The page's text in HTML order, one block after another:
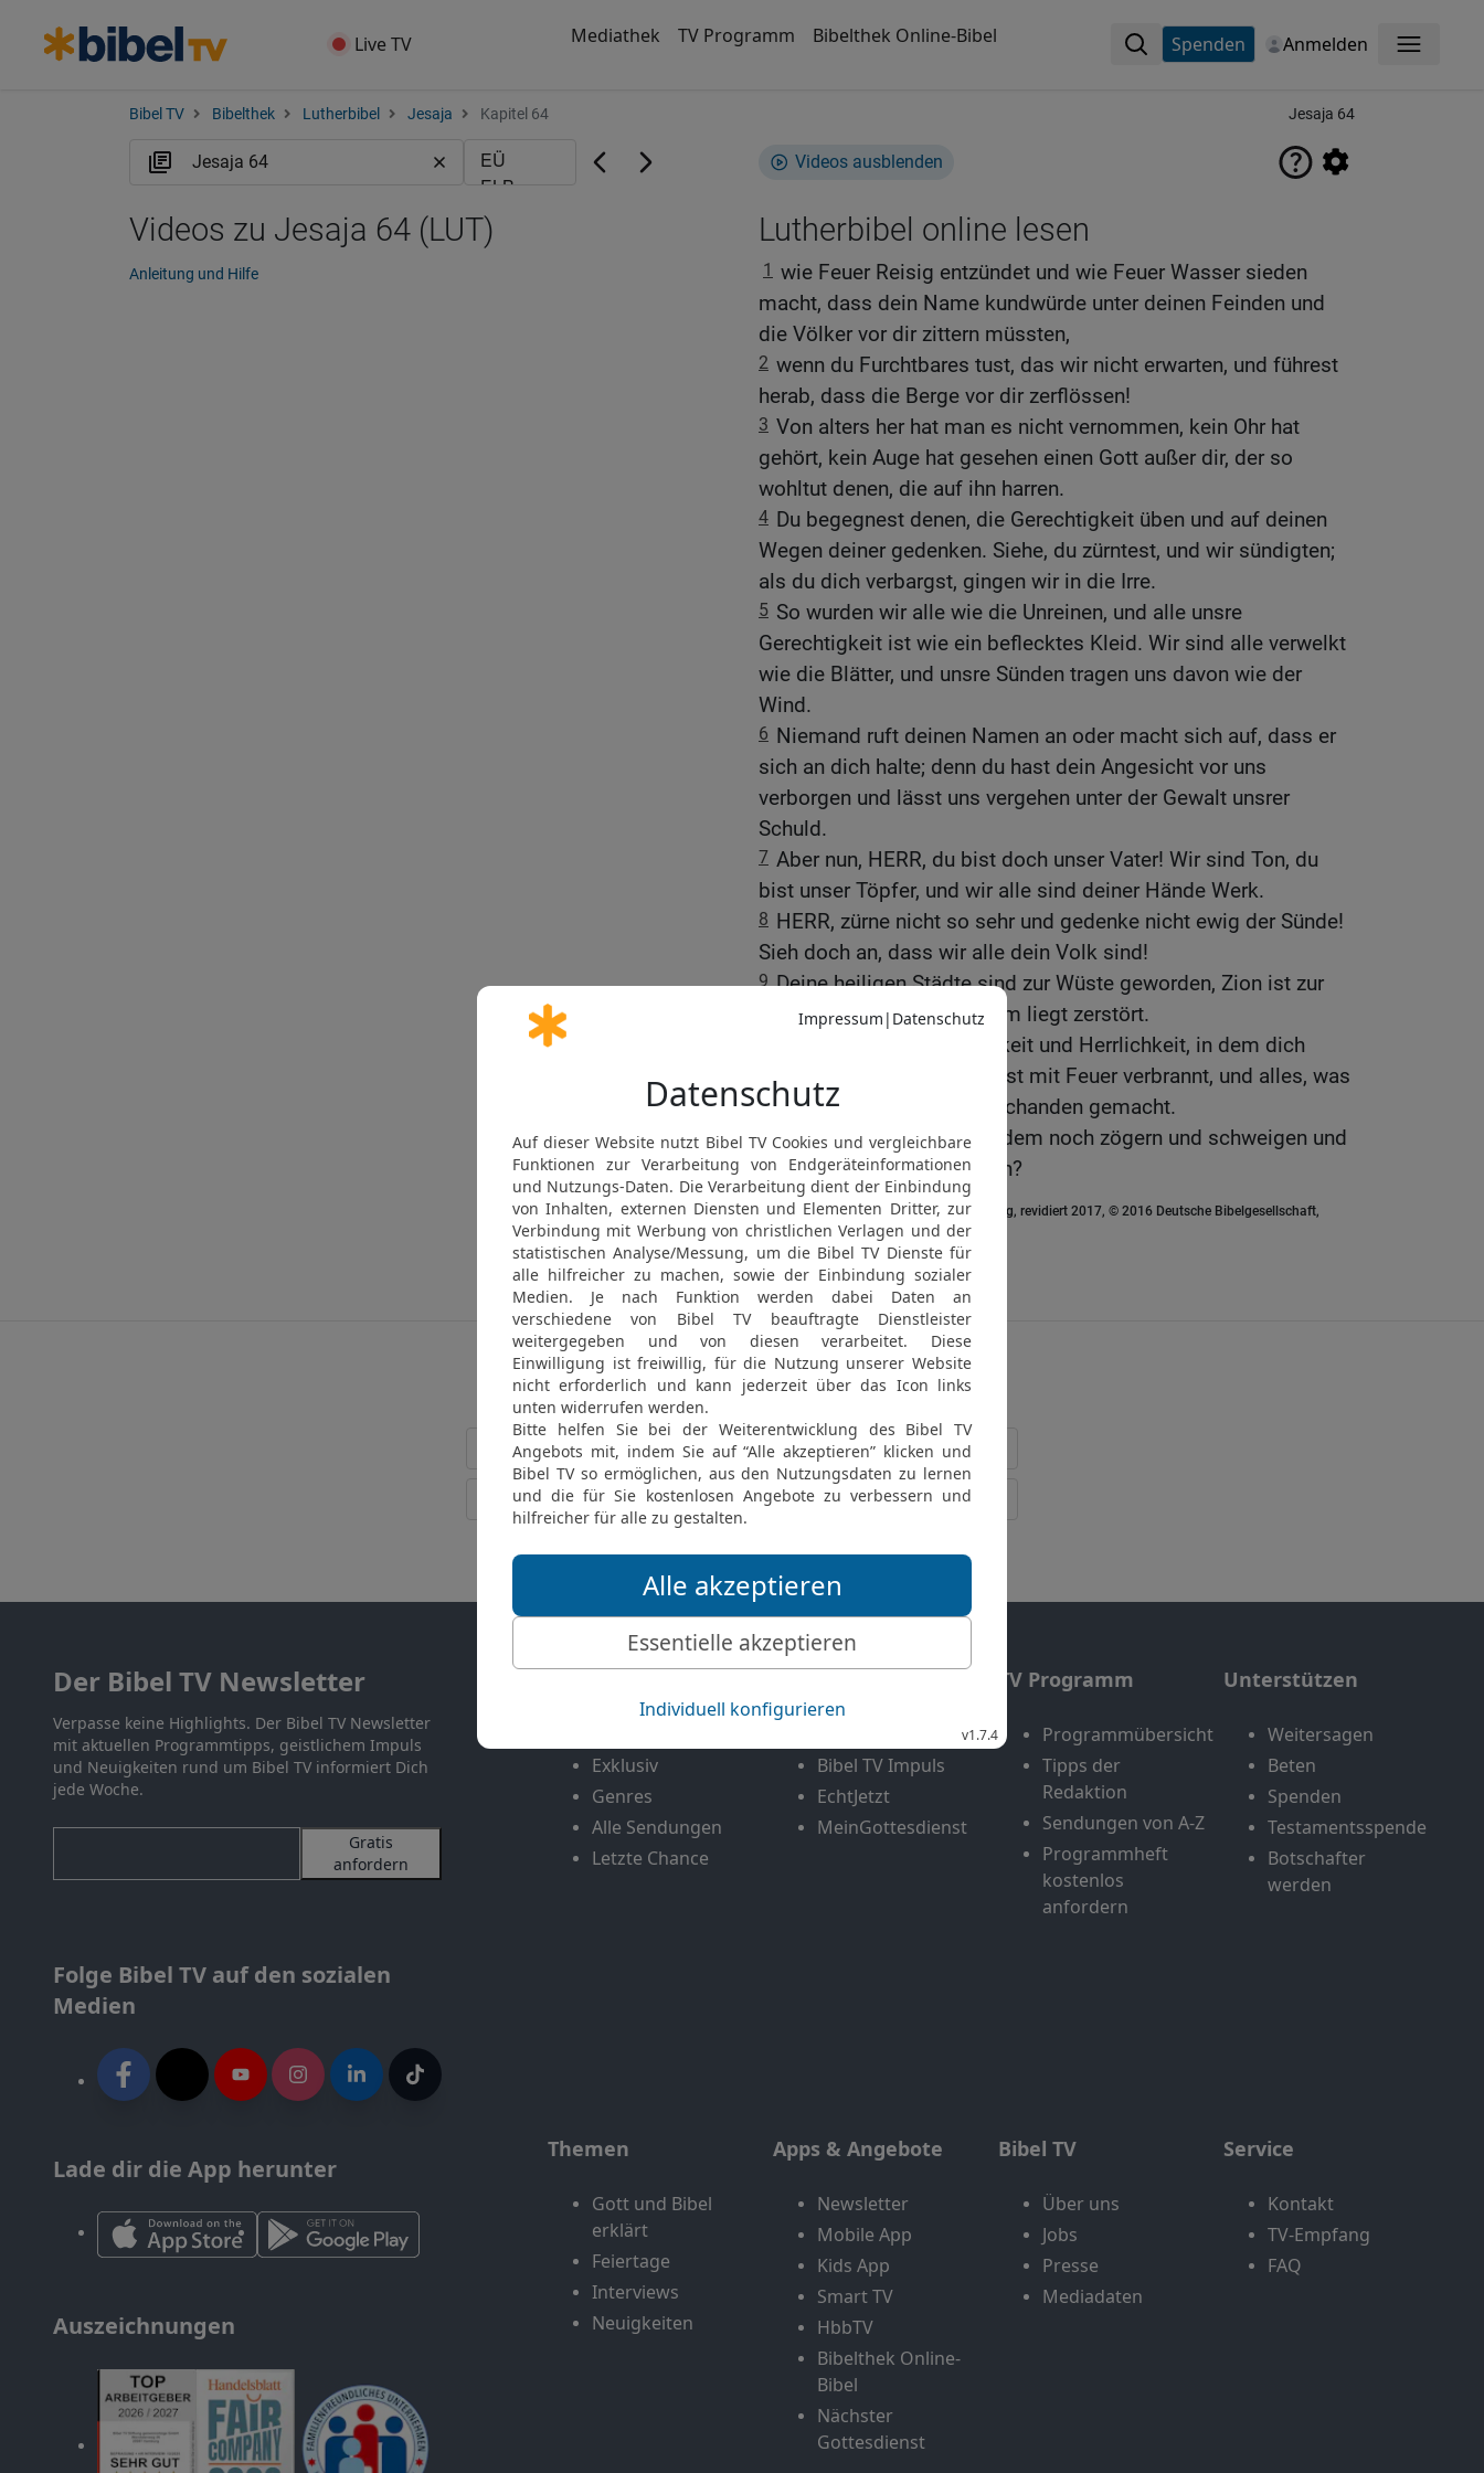
Live TV Mediathek TV Programm Bibelthek Online-Bibel Spenden Anmelden Menü
Bibel TV Bibelthek Lutherbibel Jesaja Kapitel 64 Jesaja 64
Videos ausblenden
Lutherbibel online lesen
1 wie Feuer Reisig entzündet und wie Feuer Wasser sieden
macht, dass dein Name kundwürde unter deinen Feinden und
die Völker vor dir zittern müssten,
2 wenn du Furchtbares tust, das wir nicht erwarten, und führest
herab, dass die Berge vor dir zerflössen!
3 Von alters her hat man es nicht vernommen, kein Ohr hat
gehört, kein Auge hat gesehen einen Gott außer dir, der so
wohltut denen, die auf ihn harren.
4 Du begegnest denen, die Gerechtigkeit üben und auf deinen
Wegen deiner gedenken. Siehe, du zürntest, und wir sündigten;
als du dich verbargst, gingen wir in die Irre.
5 So wurden wir alle wie die Unreinen, und alle unsre
Gerechtigkeit ist wie ein beflecktes Kleid. Wir sind alle verwelkt
wie die Blätter, und unsre Sünden tragen uns davon wie der
Wind.
6 Niemand ruft deinen Namen an oder macht sich auf, dass er
sich an dich halte; denn du hast dein Angesicht vor uns
verborgen und lässt uns vergehen unter der Gewalt unsrer
Schuld.
7 Aber nun, HERR, du bist doch unser Vater! Wir sind Ton, du
bist unser Töpfer, und wir alle sind deiner Hände Werk.
8 HERR, zürne nicht so sehr und gedenke nicht ewig der Sünde!
Sieh doch an, dass wir alle dein Volk sind!
9 Deine heiligen Städte sind zur Wüste geworden, Zion ist zur
Wüste geworden, Jerusalem liegt zerstört.
Das Haus unsrer Heiligkeit und Herrlichkeit, in dem dich
unsre Väter gelobt haben, ist mit Feuer verbrannt, und alles, was
wir Schönes hatten, ist zuschanden gemacht.
11 HERR, willst du bei alledem noch zögern und schweigen und
uns so sehr niederschlagen?
Die Bibel nach Martin Luthers Übersetzung, revidiert 2017, © 2016 Deutsche Bibelgesellschaft,
Stuttgart
Videos zu Jesaja 64 (LUT)
Anleitung und Hilfe
Möchtest du uns Feedback geben?
Bewertung der Bibelthek
FEEDBACK SENDEN
Der Bibel TV Newsletter
Verpasse keine Highlights. Der Bibel TV Newsletter
mit aktuellen Programmtipps, geistlichem Impuls
und Neuigkeiten rund um Bibel TV informiert Dich
jede Woche.
Gratis
anfordern
Folge Bibel TV auf den sozialen
Medien
Lade dir die App herunter
Auszeichnungen
Exklusiv
Genres
Alle Sendungen
Letzte Chance
Bibel TV Impuls
EchtJetzt
MeinGottesdienst
TV Programm
Programmübersicht
Tipps der
Redaktion
Sendungen von A-Z
Programmheft
kostenlos
anfordern
Unterstützen
Weitersagen
Beten
Spenden
Testamentsspende
Botschafter
werden
Themen
Gott und Bibel
erklärt
Feiertage
Interviews
Neuigkeiten
Apps & Angebote
Newsletter
Mobile App
Kids App
Smart TV
HbbTV
Bibelthek Online-
Bibel
Nächster
Gottesdienst
Bibel TV
Über uns
Jobs
Presse
Mediadaten
Service
Kontakt
TV-Empfang
FAQ